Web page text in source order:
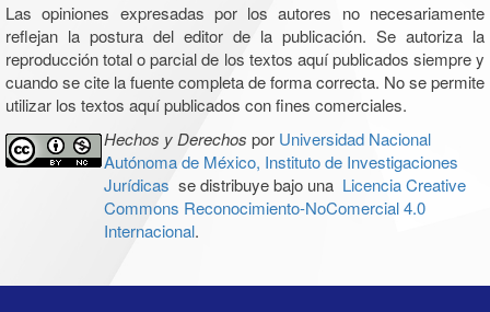
Las opiniones expresadas por los autores no necesariamente
reflejan la postura del editor de la publicación. Se autoriza la
reproducción total o parcial de los textos aquí publicados siempre y
cuando se cite la fuente completa de forma correcta. No se permite
utilizar los textos aquí publicados con fines comerciales.
Hechos y Derechos por Universidad Nacional
Autónoma de México, Instituto de Investigaciones
Jurídicas se distribuye bajo una Licencia Creative
Commons Reconocimiento-NoComercial 4.0
Internacional.